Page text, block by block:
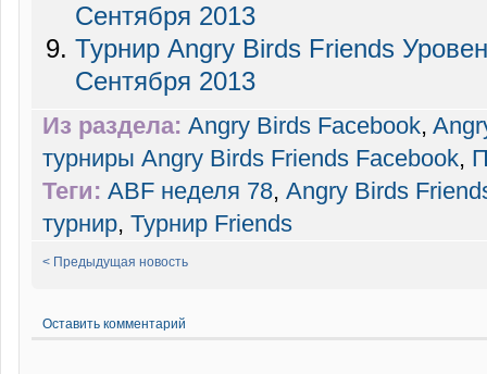
Сентября 2013
Турнир Angry Birds Friends
Сентября 2013
Из раздела: Angry Birds Facebook,
турниры Angry Birds Friends Facebook,
Теги: ABF неделя 78, Angry Birds
турнир, Турнир Friends
< Предыдущая новость
Оставить комментарий